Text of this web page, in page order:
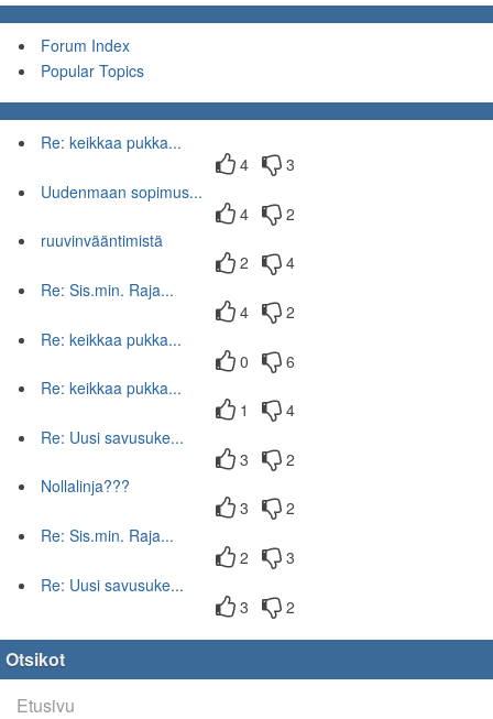
Forum Index
Popular Topics
Re: keikkaa pukka...
4
3
Uudenmaan sopimus...
4
2
ruuvinvääntimistä
2
4
Re: Sis.min. Raja...
4
2
Re: keikkaa pukka...
0
6
Re: keikkaa pukka...
1
4
Re: Uusi savusuke...
3
2
Nollalinja???
3
2
Re: Sis.min. Raja...
2
3
Re: Uusi savusuke...
3
2
Otsikot
Etusivu